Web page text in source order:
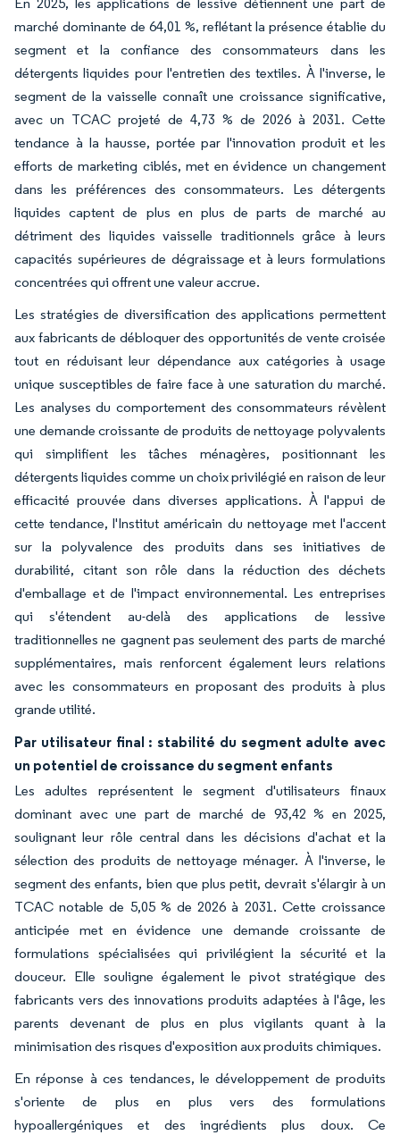
marché dominante de 64,01 %, reflétant la présence établie du
segment et la confiance des consommateurs dans les
détergents liquides pour l'entretien des textiles. À l'inverse, le
segment de la vaisselle connaît une croissance significative,
avec un TCAC projeté de 4,73 % de 2026 à 2031. Cette
tendance à la hausse, portée par l'innovation produit et les
efforts de marketing ciblés, met en évidence un changement
dans les préférences des consommateurs. Les détergents
liquides captent de plus en plus de parts de marché au
détriment des liquides vaisselle traditionnels grâce à leurs
capacités supérieures de dégraissage et à leurs formulations
concentrées qui offrent une valeur accrue.
Les stratégies de diversification des applications permettent
aux fabricants de débloquer des opportunités de vente croisée
tout en réduisant leur dépendance aux catégories à usage
unique susceptibles de faire face à une saturation du marché.
Les analyses du comportement des consommateurs révèlent
une demande croissante de produits de nettoyage polyvalents
qui simplifient les tâches ménagères, positionnant les
détergents liquides comme un choix privilégié en raison de leur
efficacité prouvée dans diverses applications. À l'appui de
cette tendance, l'Institut américain du nettoyage met l'accent
sur la polyvalence des produits dans ses initiatives de
durabilité, citant son rôle dans la réduction des déchets
d'emballage et de l'impact environnemental. Les entreprises
qui s'étendent au-delà des applications de lessive
traditionnelles ne gagnent pas seulement des parts de marché
supplémentaires, mais renforcent également leurs relations
avec les consommateurs en proposant des produits à plus
grande utilité.
Par utilisateur final : stabilité du segment adulte avec
un potentiel de croissance du segment enfants
Les adultes représentent le segment d'utilisateurs finaux
dominant avec une part de marché de 93,42 % en 2025,
soulignant leur rôle central dans les décisions d'achat et la
sélection des produits de nettoyage ménager. À l'inverse, le
segment des enfants, bien que plus petit, devrait s'élargir à un
TCAC notable de 5,05 % de 2026 à 2031. Cette croissance
anticipée met en évidence une demande croissante de
formulations spécialisées qui privilégient la sécurité et la
douceur. Elle souligne également le pivot stratégique des
fabricants vers des innovations produits adaptées à l'âge, les
parents devenant de plus en plus vigilants quant à la
minimisation des risques d'exposition aux produits chimiques.
En réponse à ces tendances, le développement de produits
s'oriente de plus en plus vers des formulations
hypoallergéniques et des ingrédients plus doux. Ce